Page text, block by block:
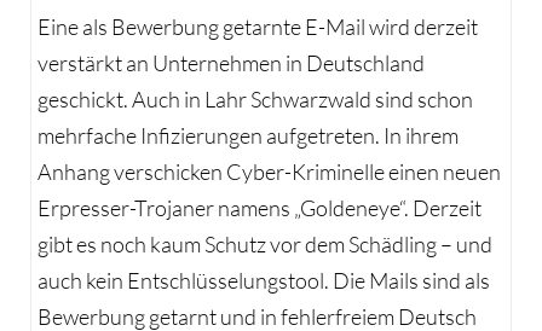
Eine als Bewerbung getarnte E-Mail wird derzeit
verstärkt an Unternehmen in Deutschland
geschickt. Auch in Lahr Schwarzwald sind schon
mehrfache Infizierungen aufgetreten. In ihrem
Anhang verschicken Cyber-Kriminelle einen neuen
Erpresser-Trojaner namens „Goldeneye“. Derzeit
gibt es noch kaum Schutz vor dem Schädling – und
auch kein Entschlüsselungstool. Die Mails sind als
Bewerbung getarnt und in fehlerfreiem Deutsch